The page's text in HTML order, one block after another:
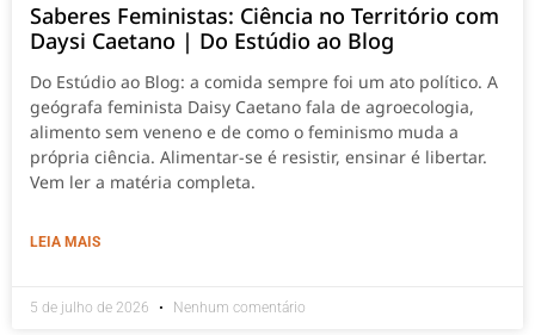
Saberes Feministas: Ciência no Território com
Daysi Caetano | Do Estúdio ao Blog
Do Estúdio ao Blog: a comida sempre foi um ato político. A
geógrafa feminista Daisy Caetano fala de agroecologia,
alimento sem veneno e de como o feminismo muda a
própria ciência. Alimentar-se é resistir, ensinar é libertar.
Vem ler a matéria completa.
LEIA MAIS
5 de julho de 2026 Nenhum comentário